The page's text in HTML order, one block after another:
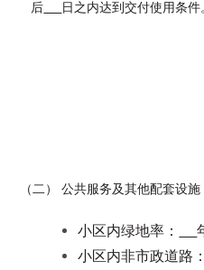
后
日之内达到交付使用条件
（二） 公共服务及其他配套设
小区内绿地率：
小区内非市政道路：